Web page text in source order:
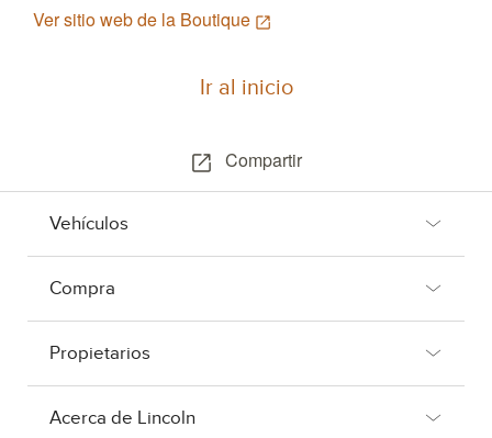
Ver sitio web de la Boutique
Ir al inicio
Compartir
Vehículos
Compra
Propietarios
Acerca de Lincoln